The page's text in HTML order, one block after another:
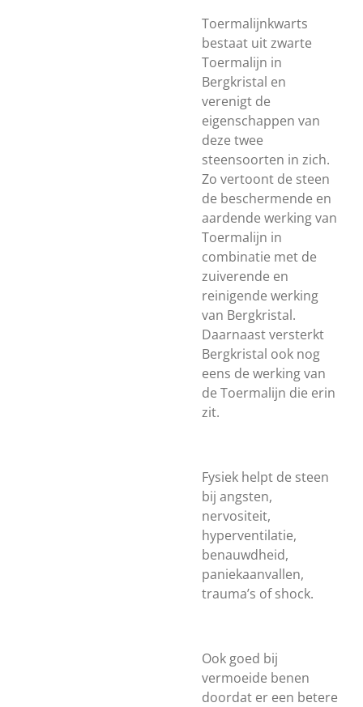
Toermalijnkwarts
bestaat uit zwarte
Toermalijn in
Bergkristal en
verenigt de
eigenschappen van
deze twee
steensoorten in zich.
Zo vertoont de steen
de beschermende en
aardende werking van
Toermalijn in
combinatie met de
zuiverende en
reinigende werking
van Bergkristal.
Daarnaast versterkt
Bergkristal ook nog
eens de werking van
de Toermalijn die erin
zit.
Fysiek helpt de steen
bij angsten,
nervositeit,
hyperventilatie,
benauwdheid,
paniekaanvallen,
trauma’s of shock.
Ook goed bij
vermoeide benen
doordat er een betere